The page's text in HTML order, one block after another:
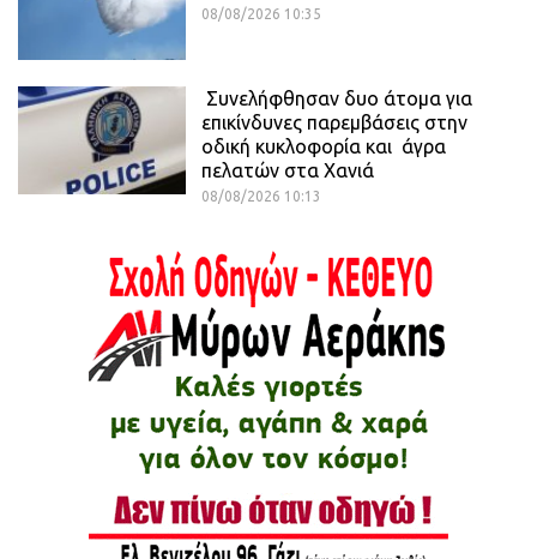
08/08/2026 10:35
Συνελήφθησαν δυο άτομα για
επικίνδυνες παρεμβάσεις στην
οδική κυκλοφορία και άγρα
πελατών στα Χανιά
08/08/2026 10:13